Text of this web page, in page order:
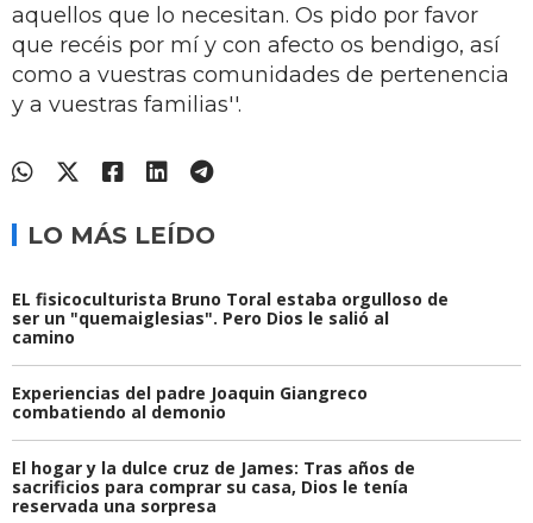
aquellos que lo necesitan. Os pido por favor
que recéis por mí y con afecto os bendigo, así
como a vuestras comunidades de pertenencia
y a vuestras familias''.
LO MÁS LEÍDO
EL fisicoculturista Bruno Toral estaba orgulloso de
ser un "quemaiglesias". Pero Dios le salió al
camino
Experiencias del padre Joaquin Giangreco
combatiendo al demonio
El hogar y la dulce cruz de James: Tras años de
sacrificios para comprar su casa, Dios le tenía
reservada una sorpresa